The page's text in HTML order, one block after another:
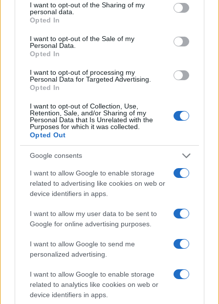
not limited to your visit or usage behaviour. You may click to
grant or deny consent to Google and its third-party tags to
use your data for below specified purposes in below Google
consent section.
I want to opt-out of the Sharing of my
personal data.
Opted In
I want to opt-out of the Sale of my
Personal Data.
Opted In
I want to opt-out of processing my
Personal Data for Targeted Advertising.
Opted In
I want to opt-out of Collection, Use,
Retention, Sale, and/or Sharing of my
Personal Data that Is Unrelated with the
Purposes for which it was collected.
Opted Out
Google consents
I want to allow Google to enable storage
related to advertising like cookies on web or
device identifiers in apps.
I want to allow my user data to be sent to
Google for online advertising purposes.
I want to allow Google to send me
personalized advertising.
I want to allow Google to enable storage
related to analytics like cookies on web or
device identifiers in apps.
για γενέθλια, καλοκαιρινές συγκεντρώσεις ή απλά για ένα
γλυκό στο σπίτι χωρίς κόπο.
παγωτομηχανή την κάνει ιδιαίτερα δημοφιλή, ειδικά για
όσους θέλουν ένα γρήγορο αποτέλεσμα. Παράλληλα,
προσθήκη ξηρών καρπών ή αλλαγή γεύσης στο παγωτό
μπορούν να δώσουν κάθε φορά ένα διαφορετικό
αποτέλεσμα. Η τούρτα παγωτό χωρίς παγωτομηχανή
αποδεικνύει ότιδεν χρειάζονται περίπλοκες τεχνικές για να
δημιουργηθεί ένα εντυπωσιακό γλυκό.
Με λίγα υλικά και
απλά βήματα, το αποτέλεσμα είναι ένα δροσερό επιδόρπιο
που δύσκολα μένει στο τραπέζι για πολύ ώρα. Είναι μια
συνταγή που συνδυάζει ευκολία, γεύση και δημιουργικότητα,
κάνοντας την ιδανική επιλογή για κάθε στιγμή που ζητάμε
κάτι γλυκό και δροσερό.
ΔΕΙΤΕ ΤΟ ΒΙΝΤΕΟ ΕΔΩ
Το διαβάσαμε εδώ
Δείτε και αυτά